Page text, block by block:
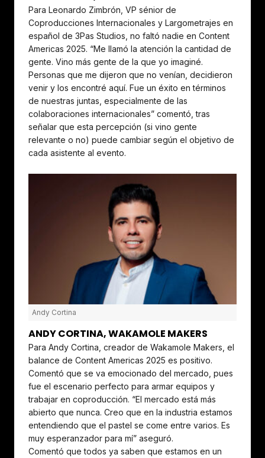
Para Leonardo Zimbrón, VP sénior de
Coproducciones Internacionales y Largometrajes en
español de 3Pas Studios, no faltó nadie en Content
Americas 2025. “Me llamó la atención la cantidad de
gente. Vino más gente de la que yo imaginé.
Personas que me dijeron que no venían, decidieron
venir y los encontré aquí. Fue un éxito en términos
de nuestras juntas, especialmente de las
colaboraciones internacionales” comentó, tras
señalar que esta percepción (si vino gente
relevante o no) puede cambiar según el objetivo de
cada asistente al evento.
Andy Cortina
ANDY CORTINA, WAKAMOLE MAKERS
Para Andy Cortina, creador de Wakamole Makers, el
balance de Content Americas 2025 es positivo.
Comentó que se va emocionado del mercado, pues
fue el escenario perfecto para armar equipos y
trabajar en coproducción. “El mercado está más
abierto que nunca. Creo que en la industria estamos
entendiendo que el pastel se come entre varios. Es
muy esperanzador para mí” aseguró.
Comentó que todos ya saben que estamos en un